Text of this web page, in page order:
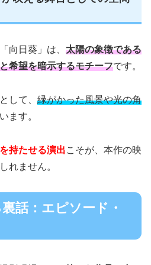
向日葵」は、 太陽の象徴である
希望を暗示するモチーフです。
して、 緑がかった風景や光の角
ます。
持たせる演出こそが、本作の映
れません。
話：エピソード・